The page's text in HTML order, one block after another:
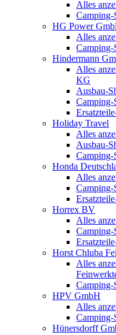
Alles
Camping-
HG Power
Alles
Camping-
Hindermann
Alles
KG
Ausbau-
Camping-
Holiday Travel
Alles
Ausbau-
Camping-
Honda
Alles
Camping-
Horrex BV
Alles
Camping-
Horst Chluba
Alles
Camping-
HPV GmbH
Alles
Camping-
Hünersdorff